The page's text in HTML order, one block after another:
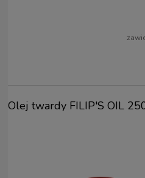
Olej twardy FILIP'S OIL